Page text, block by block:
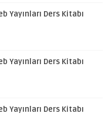
Yayınları Ders Kitabı
Yayınları Ders Kitabı
Yayınları Ders Kitabı